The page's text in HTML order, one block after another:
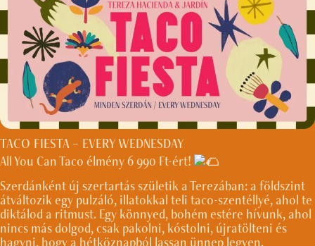
TACO FIESTA – EVERY WEDNESDAY
All You Can Taco élmény 6 990 Ft-ért!
Szerdánként új szertartás születik a Terezában: a földszint
átváltozik egy pulzáló, illatokkal teli taco-szentéllyé, ahol te
diktálod a ritmust. Egy könnyed, bohém estére hívunk, ahol
nincs más dolgod, csak pakolni, kóstolni, újratölteni és
hagyni, hogy a hétköznapból lassan ünnep legyen.